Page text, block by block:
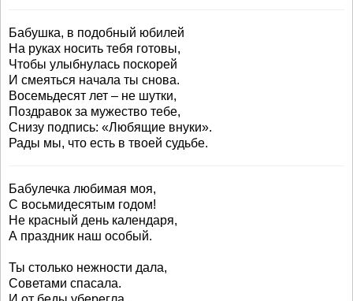
Бабушка, в подобный юбилей
На руках носить тебя готовы,
Чтобы улыбнулась поскорей
И смеяться начала ты снова.
Восемьдесят лет – не шутки,
Поздравок за мужество тебе,
Снизу подпись: «Любящие внуки».
Рады мы, что есть в твоей судьбе.
Бабулечка любимая моя,
С восьмидесятым годом!
Не красный день календаря,
А праздник наш особый.
Ты столько нежности дала,
Советами спасала.